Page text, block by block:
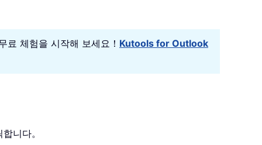
체험을 시작해 보세요！ Kutools for Outlook
니다。